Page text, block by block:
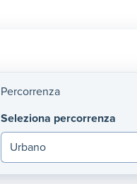
Percorrenza
Seleziona percorrenza